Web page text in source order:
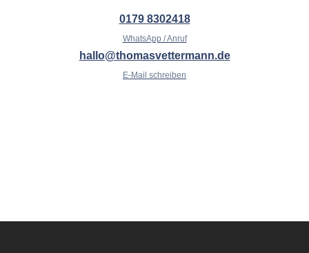
0179 8302418
WhatsApp / Anruf
hallo@thomasvettermann.de
E-Mail schreiben